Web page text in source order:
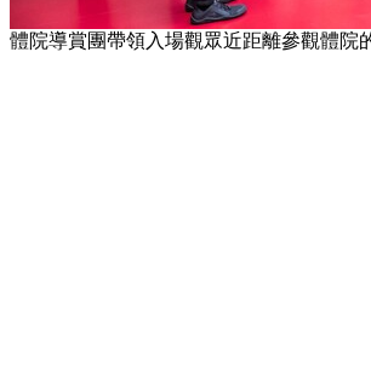
體院導賞團帶領入場觀眾近距離參觀體院